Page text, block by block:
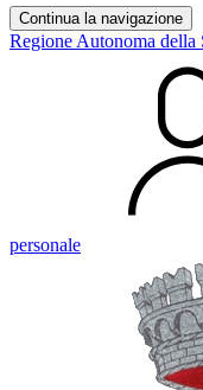
Continua la navigazione
Regione Autonoma della
personale